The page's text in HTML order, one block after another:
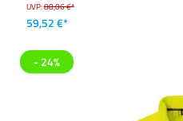
UVP:88,06 €*
59,52 €*
- 24%